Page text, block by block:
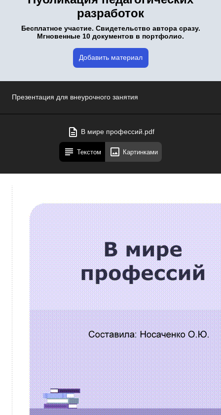
разработок
Бесплатное участие. Свидетельство автора сразу.
Мгновенные 10 документов в портфолио.
Добавить материал
Презентация для внеурочного занятия
В мире профессий.pdf
Текстом Картинками